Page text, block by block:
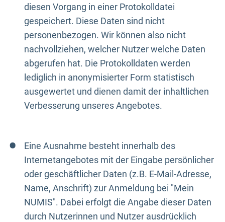
diesen Vorgang in einer Protokolldatei
gespeichert. Diese Daten sind nicht
personenbezogen. Wir können also nicht
nachvollziehen, welcher Nutzer welche Daten
abgerufen hat. Die Protokolldaten werden
lediglich in anonymisierter Form statistisch
ausgewertet und dienen damit der inhaltlichen
Verbesserung unseres Angebotes.
Eine Ausnahme besteht innerhalb des
Internetangebotes mit der Eingabe persönlicher
oder geschäftlicher Daten (z.B. E-Mail-Adresse,
Name, Anschrift) zur Anmeldung bei "Mein
NUMIS". Dabei erfolgt die Angabe dieser Daten
durch Nutzerinnen und Nutzer ausdrücklich